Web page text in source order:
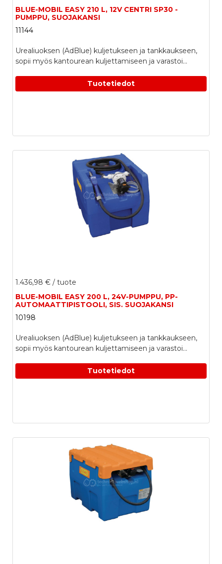
BLUE-MOBIL EASY 210 L, 12V CENTRI SP30 -
PUMPPU, SUOJAKANSI
11144
Urealiuoksen (AdBlue) kuljetukseen ja tankkaukseen,
sopii myös kantourean kuljettamiseen ja varastoi...
Tuotetiedot
1.436,98 € / tuote
BLUE-MOBIL EASY 200 L, 24V-PUMPPU, PP-
AUTOMAATTIPISTOOLI, SIS. SUOJAKANSI
10198
Urealiuoksen (AdBlue) kuljetukseen ja tankkaukseen,
sopii myös kantourean kuljettamiseen ja varastoi...
Tuotetiedot